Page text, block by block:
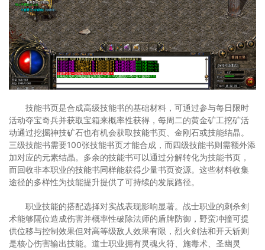
技能书页是合成高级技能书的基础材料，可通过参与每日限时
活动夺宝奇兵并获取宝箱来概率性获得，每周二的黄金矿工挖矿活
动通过挖掘神技矿石也有机会获取技能书页、金刚石或技能结晶。
三级技能书需要100张技能书页才能合成，而四级技能书则需额外添
加对应的元素结晶。多余的技能书可以通过分解转化为技能书页，
而回收非本职业的技能书同样能获得少量书页资源。这些材料收集
途径的多样性为技能提升提供了可持续的发展路径。
职业技能的搭配选择对实战表现影响显著。战士职业的刺杀剑
术能够隔位造成伤害并概率性破除法师的盾牌防御，野蛮冲撞可提
供位移与控制效果但对高等级敌人效果有限，烈火剑法和开天斩则
是核心伤害输出技能。道士职业拥有灵魂火符、施毒术、圣幽灵